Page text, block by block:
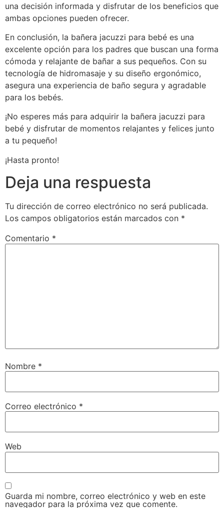
una decisión informada y disfrutar de los beneficios que
ambas opciones pueden ofrecer.
En conclusión, la bañera jacuzzi para bebé es una
excelente opción para los padres que buscan una forma
cómoda y relajante de bañar a sus pequeños. Con su
tecnología de hidromasaje y su diseño ergonómico,
asegura una experiencia de baño segura y agradable
para los bebés.
¡No esperes más para adquirir la bañera jacuzzi para
bebé y disfrutar de momentos relajantes y felices junto
a tu pequeño!
¡Hasta pronto!
Deja una respuesta
Tu dirección de correo electrónico no será publicada.
Los campos obligatorios están marcados con *
Comentario *
Nombre *
Correo electrónico *
Web
Guarda mi nombre, correo electrónico y web en este
navegador para la próxima vez que comente.